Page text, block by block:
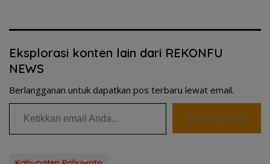
Eksplorasi konten lain dari REKONFU
NEWS
Berlangganan untuk dapatkan pos terbaru lewat email.
Ketikkan email Anda...
Berlangganan